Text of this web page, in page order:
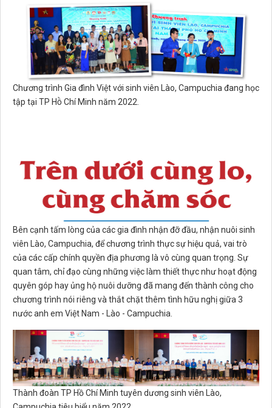
Chương trình Gia đình Việt với sinh viên Lào, Campuchia đang học
tập tại TP Hồ Chí Minh năm 2022.
Bên cạnh tấm lòng của các gia đình nhận đỡ đầu, nhận nuôi sinh
viên Lào, Campuchia, để chương trình thực sự hiệu quả, vai trò
của các cấp chính quyền địa phương là vô cùng quan trọng. Sự
quan tâm, chỉ đạo cùng những việc làm thiết thực như hoạt động
quyên góp hay ủng hộ nuôi dưỡng đã mang đến thành công cho
chương trình nói riêng và thắt chặt thêm tình hữu nghị giữa 3
nước anh em Việt Nam - Lào - Campuchia.
Thành đoàn TP Hồ Chí Minh tuyên dương sinh viên Lào,